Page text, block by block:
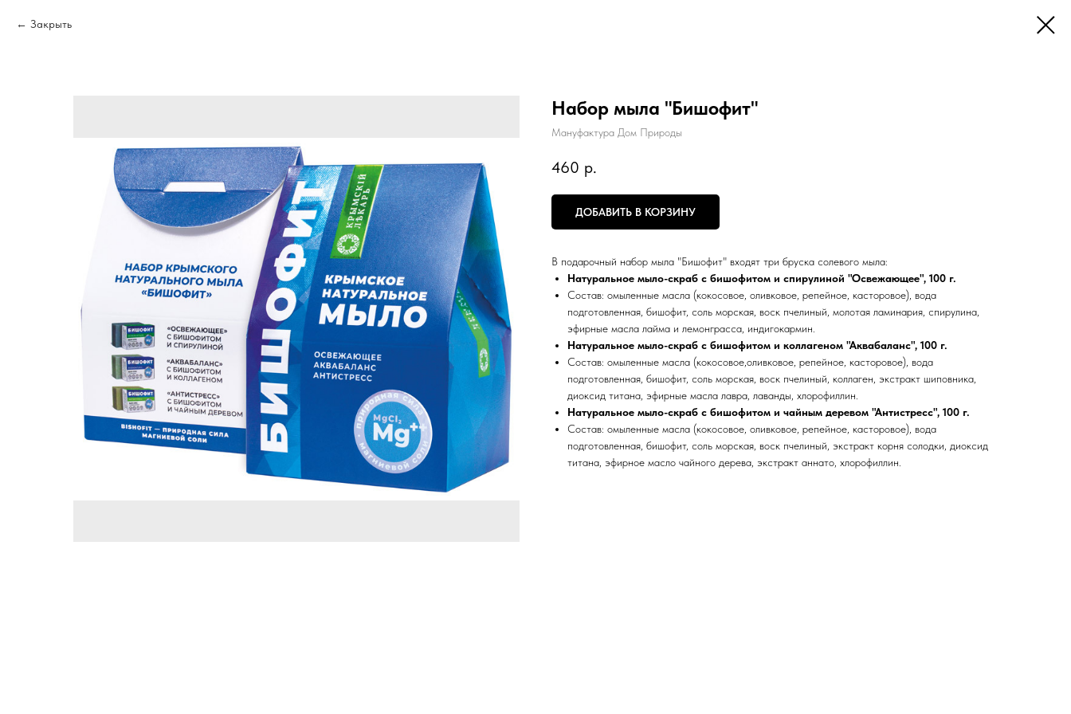
Закрыть
Набор мыла "Бишофит"
Мануфактура Дом Природы
460 р.
ДОБАВИТЬ В КОРЗИНУ
В подарочный набор мыла "Бишофит" входят три бруска солевого мыла:
Натуральное мыло-скраб с бишофитом и спирулиной "Освежающее", 100 г.
Состав: омыленные масла (кокосовое, оливковое, репейное, касторовое), вода
подготовленная, бишофит, соль морская, воск пчелиный, молотая ламинария, спирулина,
эфирные масла лайма и лемонграсса, индигокармин.
Натуральное мыло-скраб с бишофитом и коллагеном "Аквабаланс", 100 г.
Состав: омыленные масла (кокосовое,оливковое, репейное, касторовое), вода
подготовленная, бишофит, соль морская, воск пчелиный, коллаген, экстракт шиповника,
диоксид титана, эфирные масла лавра, лаванды, хлорофиллин.
Натуральное мыло-скраб с бишофитом и чайным деревом "Антистресс", 100 г.
Состав: омыленные масла (кокосовое, оливковое, репейное, касторовое), вода
подготовленная, бишофит, соль морская, воск пчелиный, экстракт корня солодки, диоксид
титана, эфирное масло чайного дерева, экстракт аннато, хлорофиллин.